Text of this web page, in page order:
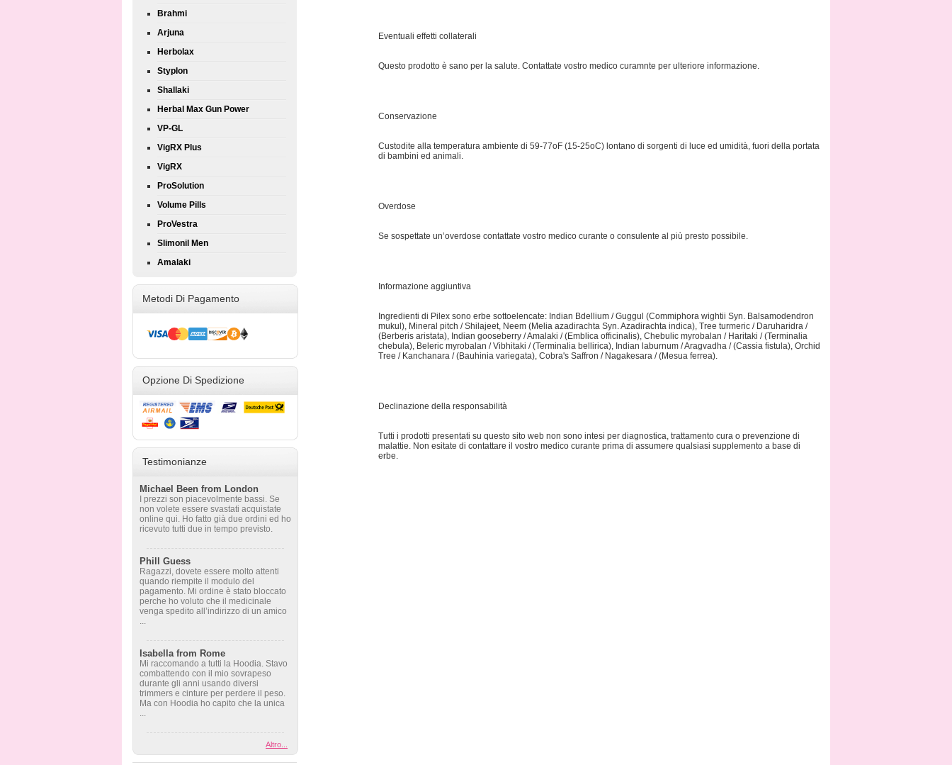
Brahmi
Arjuna
Herbolax
Styplon
Shallaki
Herbal Max Gun Power
VP-GL
VigRX Plus
VigRX
ProSolution
Volume Pills
ProVestra
Slimonil Men
Amalaki
Metodi Di Pagamento
Opzione Di Spedizione
Testimonianze
Michael Been from London
I prezzi son piacevolmente bassi. Se
non volete essere svastati acquistate
online qui. Ho fatto già due ordini ed ho
ricevuto tutti due in tempo previsto.
Phill Guess
Ragazzi, dovete essere molto attenti
quando riempite il modulo del
pagamento. Mi ordine è stato bloccato
perche ho voluto che il medicinale
venga spedito all’indirizzo di un amico
...
Isabella from Rome
Mi raccomando a tutti la Hoodia. Stavo
combattendo con il mio sovrapeso
durante gli anni usando diversi
trimmers e cinture per perdere il peso.
Ma con Hoodia ho capito che la unica
...
Altro...
Eventuali effetti collaterali
Questo prodotto è sano per la salute. Contattate vostro medico curamnte per ulteriore informazione.
Conservazione
Custodite alla temperatura ambiente di 59-77oF (15-25oC) lontano di sorgenti di luce ed umidità, fuori della portata
di bambini ed animali.
Overdose
Se sospettate un’overdose contattate vostro medico curante o consulente al più presto possibile.
Informazione aggiuntiva
Ingredienti di Pilex sono erbe sottoelencate: Indian Bdellium / Guggul (Commiphora wightii Syn. Balsamodendron
mukul), Mineral pitch / Shilajeet, Neem (Melia azadirachta Syn. Azadirachta indica), Tree turmeric / Daruharidra /
(Berberis aristata), Indian gooseberry / Amalaki / (Emblica officinalis), Chebulic myrobalan / Haritaki / (Terminalia
chebula), Beleric myrobalan / Vibhitaki / (Terminalia bellirica), Indian laburnum / Aragvadha / (Cassia fistula), Orchid
Tree / Kanchanara / (Bauhinia variegata), Cobra's Saffron / Nagakesara / (Mesua ferrea).
Declinazione della responsabilità
Tutti i prodotti presentati su questo sito web non sono intesi per diagnostica, trattamento cura o prevenzione di
malattie. Non esitate di contattare il vostro medico curante prima di assumere qualsiasi supplemento a base di
erbe.